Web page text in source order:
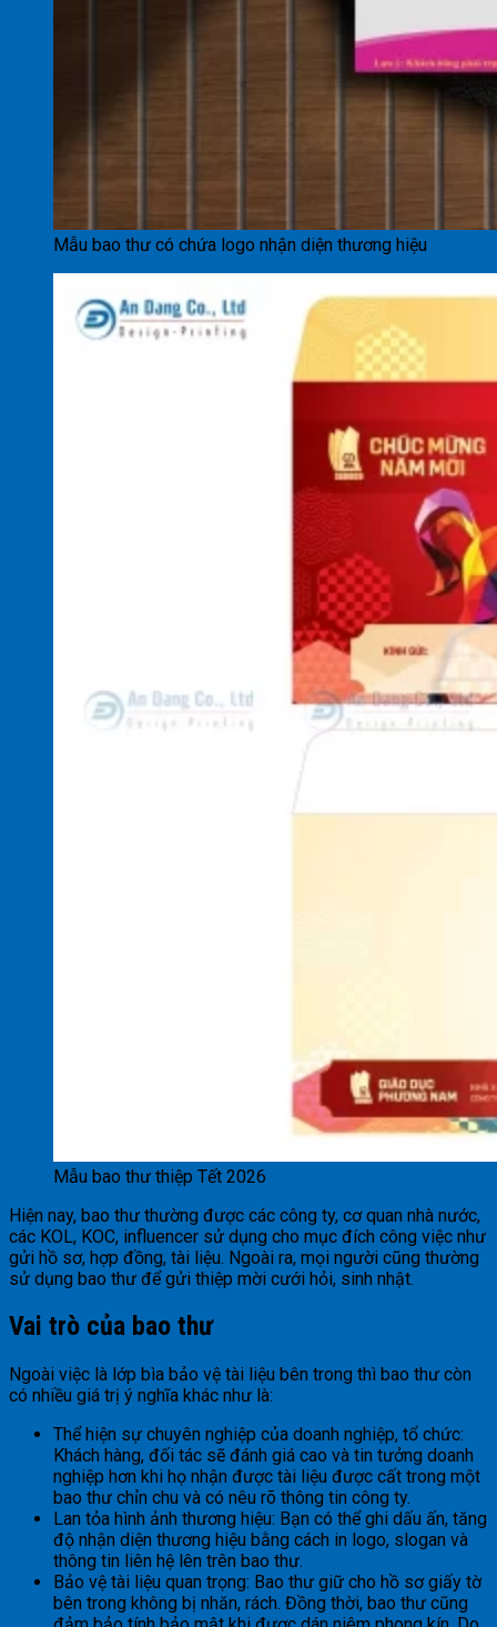
Mẫu bao thư có chứa logo nhận diện thương hiệu
Mẫu bao thư thiệp Tết 2026
Hiện nay, bao thư thường được các công ty, cơ quan nhà nước,
các KOL, KOC, influencer sử dụng cho mục đích công việc như
gửi hồ sơ, hợp đồng, tài liệu. Ngoài ra, mọi người cũng thường
sử dụng bao thư để gửi thiệp mời cưới hỏi, sinh nhật.
Vai trò của bao thư
Ngoài việc là lớp bìa bảo vệ tài liệu bên trong thì bao thư còn
có nhiều giá trị ý nghĩa khác như là:
Thể hiện sự chuyên nghiệp của doanh nghiệp, tổ chức:
Khách hàng, đối tác sẽ đánh giá cao và tin tưởng doanh
nghiệp hơn khi họ nhận được tài liệu được cất trong một
bao thư chỉn chu và có nêu rõ thông tin công ty.
Lan tỏa hình ảnh thương hiệu: Bạn có thể ghi dấu ấn, tăng
độ nhận diện thương hiệu bằng cách in logo, slogan và
thông tin liên hệ lên trên bao thư.
Bảo vệ tài liệu quan trọng: Bao thư giữ cho hồ sơ giấy tờ
bên trong không bị nhăn, rách. Đồng thời, bao thư cũng